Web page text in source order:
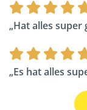
Hat alles super
Es hat alles